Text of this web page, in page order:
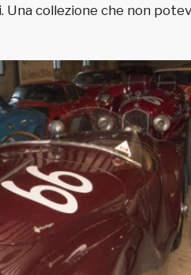
Una collezione che non